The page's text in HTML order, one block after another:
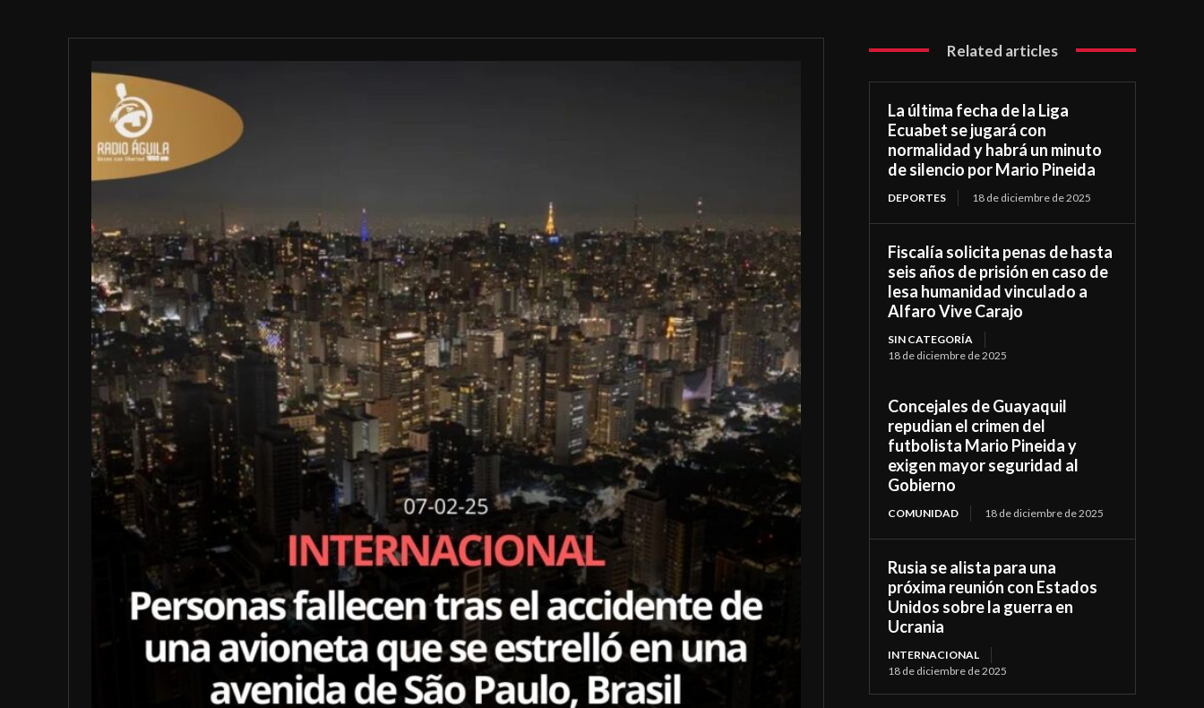
Related articles
La última fecha de la Liga
Ecuabet se jugará con
normalidad y habrá un minuto
de silencio por Mario Pineida
DEPORTES 18 de diciembre de 2025
Fiscalía solicita penas de hasta
seis años de prisión en caso de
lesa humanidad vinculado a
Alfaro Vive Carajo
SIN CATEGORÍA
18 de diciembre de 2025
Concejales de Guayaquil
repudian el crimen del
futbolista Mario Pineida y
exigen mayor seguridad al
Gobierno
COMUNIDAD 18 de diciembre de 2025
Rusia se alista para una
próxima reunión con Estados
Unidos sobre la guerra en
Ucrania
INTERNACIONAL
18 de diciembre de 2025